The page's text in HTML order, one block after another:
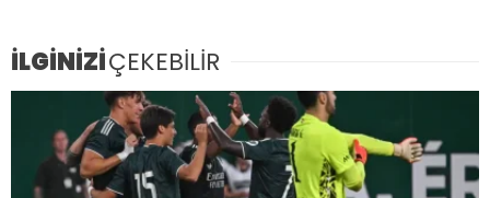
İLGİNİZİÇEKEBİLİR